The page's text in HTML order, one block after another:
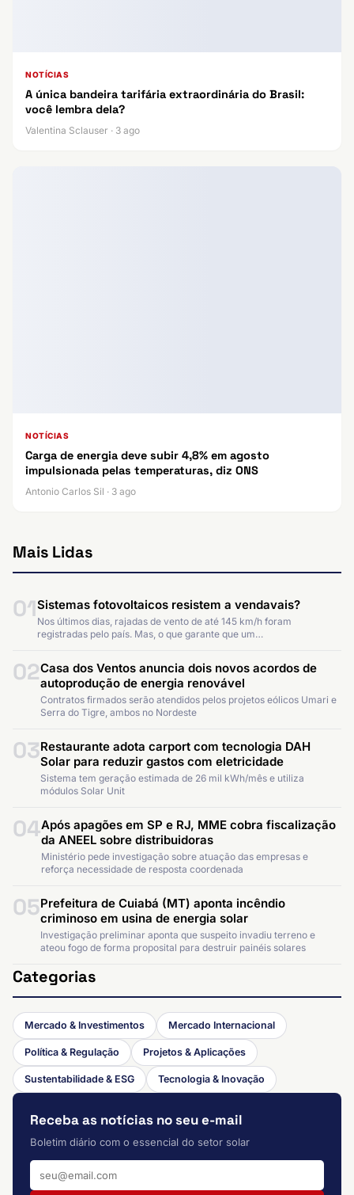
NOTÍCIAS
A única bandeira tarifária extraordinária do Brasil:
você lembra dela?
Valentina Sclauser · 3 ago
NOTÍCIAS
Carga de energia deve subir 4,8% em agosto
impulsionada pelas temperaturas, diz ONS
Antonio Carlos Sil · 3 ago
Mais Lidas
01Sistemas fotovoltaicos resistem a vendavais?
Nos últimos dias, rajadas de vento de até 145 km/h foram
registradas pelo país. Mas, o que garante que um…
02Casa dos Ventos anuncia dois novos acordos de
autoprodução de energia renovável
Contratos firmados serão atendidos pelos projetos eólicos Umari e
Serra do Tigre, ambos no Nordeste
03Restaurante adota carport com tecnologia DAH
Solar para reduzir gastos com eletricidade
Sistema tem geração estimada de 26 mil kWh/mês e utiliza
módulos Solar Unit
04Após apagões em SP e RJ, MME cobra fiscalização
da ANEEL sobre distribuidoras
Ministério pede investigação sobre atuação das empresas e
reforça necessidade de resposta coordenada
05Prefeitura de Cuiabá (MT) aponta incêndio
criminoso em usina de energia solar
Investigação preliminar aponta que suspeito invadiu terreno e
ateou fogo de forma proposital para destruir painéis solares
Categorias
Mercado & Investimentos Mercado Internacional
Política & Regulação Projetos & Aplicações
Sustentabilidade & ESG Tecnologia & Inovação
Receba as notícias no seu e-mail
Boletim diário com o essencial do setor solar